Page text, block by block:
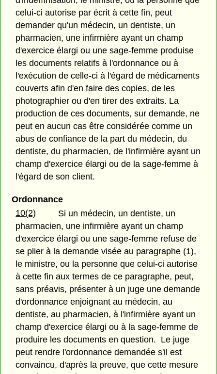
celui-ci autorise par écrit à cette fin, peut
demander qu'un médecin, un dentiste, un
pharmacien, une infirmière ayant un champ
d'exercice élargi ou une sage-femme produise
les documents relatifs à l'ordonnance ou à
l'exécution de celle-ci à l'égard de médicaments
couverts afin d'en faire des copies, de les
photographier ou d'en tirer des extraits. La
production de ces documents, sur demande, ne
peut en aucun cas être considérée comme un
abus de confiance de la part du médecin, du
dentiste, du pharmacien, de l'infirmière ayant un
champ d'exercice élargi ou de la sage-femme à
l'égard de son client.
Ordonnance
10(2)
Si un médecin, un dentiste, un
pharmacien, une infirmière ayant un champ
d'exercice élargi ou une sage-femme refuse de
se plier à la demande visée au paragraphe (1),
le ministre, ou la personne que celui-ci autorise
à cette fin aux termes de ce paragraphe, peut,
sans préavis, présenter à un juge une demande
d'ordonnance enjoignant au médecin, au
dentiste, au pharmacien, à l'infirmière ayant un
champ d'exercice élargi ou à la sage-femme de
produire les documents en question. Le juge
peut rendre l'ordonnance demandée s'il est
convaincu, d'après la preuve, que cette mesure